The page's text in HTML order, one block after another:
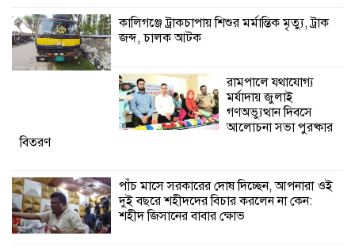
কেন: শহীদ জিসানের বাবার ক্ষোভ
মিলল ইছামতী নদীতে
শ্রীউলা ইউনিয়ন
শ্যামনগরে জলবায়ু সহনশীল জনগোষ্ঠী গঠনে
কালিগঞ্জে ট্রাকচাপায় শিশুর মর্মান্তিক মৃত্যু, ট্রাক
জব্দ, চালক আটক
রামপালে যথাযোগ্য
মর্যাদায় জুলাই
গণঅভ্যুত্থান দিবসে
আলোচনা সভা পুরষ্কার
বিতরণ
পাঁচ মাসে সরকারের দোষ দিচ্ছেন, আপনারা ওই
দুই বছরে শহীদদের বিচার করলেন না কেন:
শহীদ জিসানের বাবার ক্ষোভ